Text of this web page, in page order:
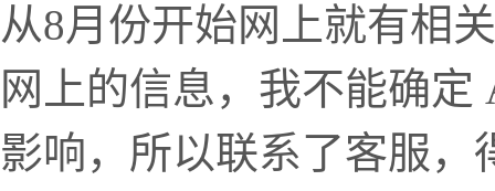
从8月份开始网上就有相
网上的信息，我不能确定
影响，所以联系了客服